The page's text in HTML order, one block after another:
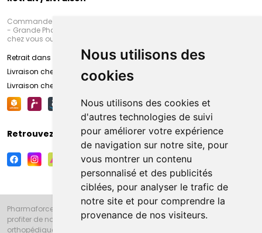
Nous utilisons des
cookies
Nous utilisons des cookies et
d'autres technologies de suivi
pour améliorer votre expérience
de navigation sur notre site, pour
vous montrer un contenu
personnalisé et des publicités
ciblées, pour analyser le trafic de
notre site et pour comprendre la
provenance de nos visiteurs.
Commandez en ligne et venez chercher votre commande à Amiens
- Grande Pharmacie d’Amiens (Fachon) ou recevez-là rapidement
chez vous ou en point retrait
Retrait dans la pharmacie d’Amiens
Livraison chez vous
Livraison chez votre commerçant
Retrouvez-nous sur vos réseaux sociaux
Pharmaforce.fr et la Grande Pharmacie d’Amiens vous souhaitent de
profiter de notre accueil, de nos conseils pharmaceutiques,
orthopédiques, homéopathiques, parapharmaceutiques, beauté et